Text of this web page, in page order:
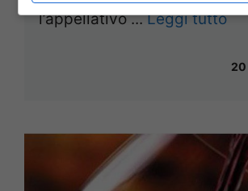
l’appellativo ...Leggi tutto